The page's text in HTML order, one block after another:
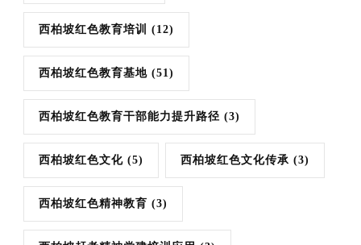
西柏坡红色教育培训 (12)
西柏坡红色教育基地 (51)
西柏坡红色教育干部能力提升路径 (3)
西柏坡红色文化 (5) 西柏坡红色文化传承 (3)
西柏坡红色精神教育 (3)